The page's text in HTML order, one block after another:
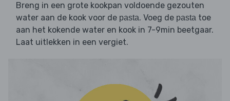
Breng in een grote kookpan voldoende gezouten
water aan de kook voor de pasta. Voeg de pasta toe
aan het kokende water en kook in 7-9min beetgaar.
Laat uitlekken in een vergiet.